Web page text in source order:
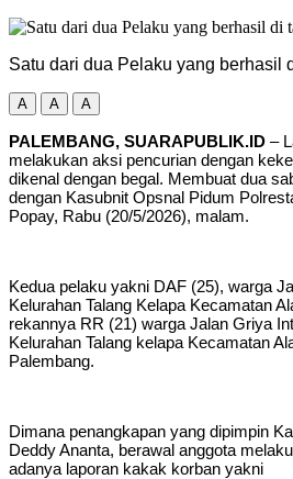
Satu dari dua Pelaku yang berhasil
A A A
PALEMBANG, SUARAPUBLIK.ID –
melakukan aksi pencurian dengan
dikenal dengan begal. Membuat dua
dengan Kasubnit Opsnal Pidum
Popay, Rabu (20/5/2026), malam.
Kedua pelaku yakni DAF (25), warga
Kelurahan Talang Kelapa Kecamatan
rekannya RR (21) warga Jalan Griya
Kelurahan Talang kelapa Kecamatan
Palembang.
Dimana penangkapan yang dipimpin
Deddy Ananta, berawal anggota
adanya laporan kakak korban yakni